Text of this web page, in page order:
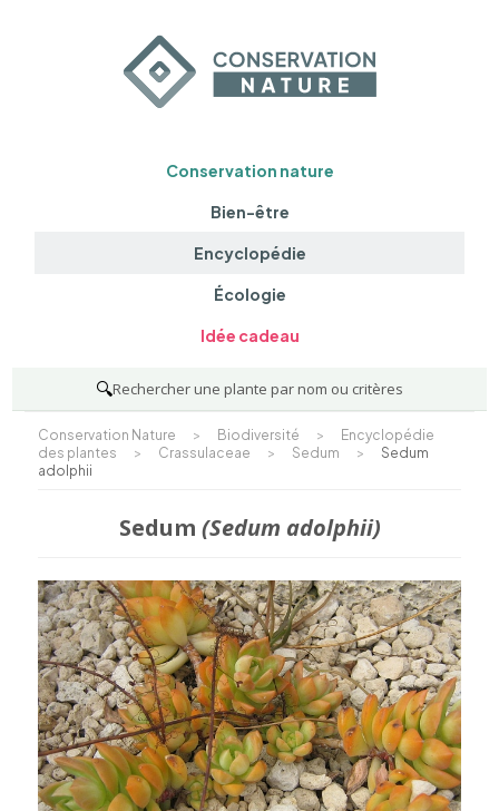
Conservation nature
Bien-être
Encyclopédie
Écologie
Idée cadeau
🔍Rechercher une plante par nom ou critères
Conservation Nature > Biodiversité >
Encyclopédie
des plantes
> Crassulaceae > Sedum >
Sedum
adolphii
Sedum (Sedum adolphii)